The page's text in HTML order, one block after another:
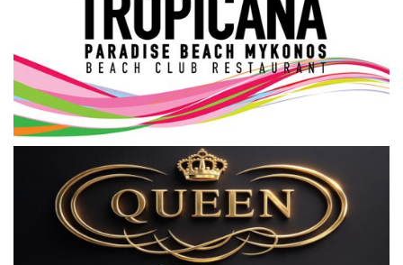
Cost Of Living Crisis
Opinion + Analysis
L’Art des Sens
Local Elections 2023
All News